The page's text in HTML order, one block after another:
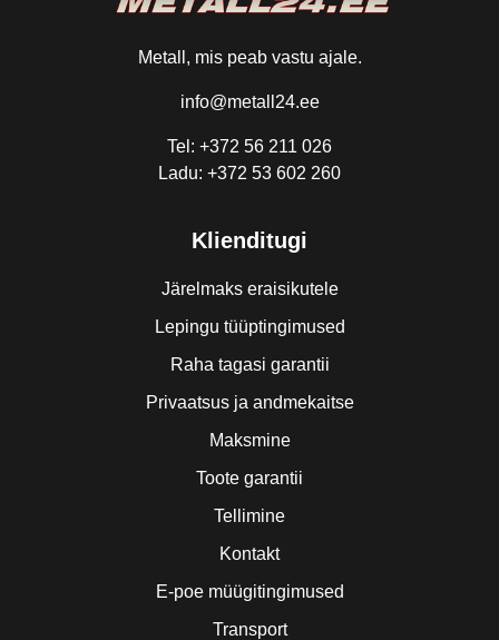
Metall, mis peab vastu ajale.
info@metall24.ee
Tel: +372 56 211 026
Ladu: +372 53 602 260
Klienditugi
Järelmaks eraisikutele
Lepingu tüüptingimused
Raha tagasi garantii
Privaatsus ja andmekaitse
Maksmine
Toote garantii
Tellimine
Kontakt
E-poe müügitingimused
Transport